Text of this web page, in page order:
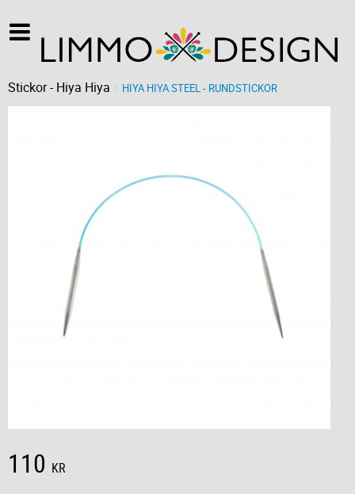
Stickor - Hiya Hiya HIYA HIYA STEEL - RUNDSTICKOR
110 KR